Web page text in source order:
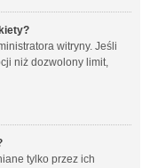
witryny. Jeśli
niż dozwolony limit,
tylko przez ich